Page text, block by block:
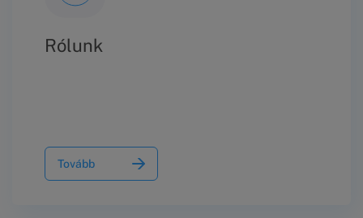
módon megakadályozva az egyezség
Rólunk
Tovább